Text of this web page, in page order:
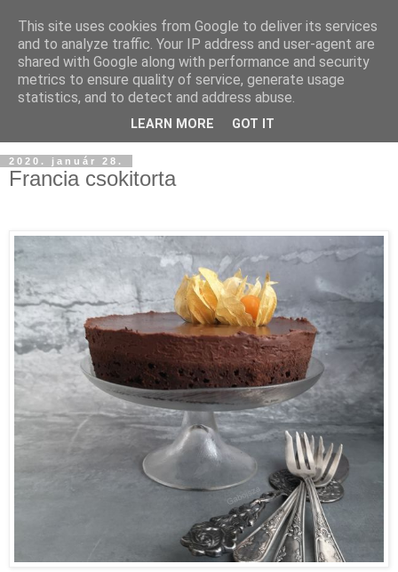
2020. január 28.
Francia csokitorta
This site uses cookies from Google to deliver its services
and to analyze traffic. Your IP address and user-agent are
shared with Google along with performance and security
metrics to ensure quality of service, generate usage
statistics, and to detect and address abuse.
LEARN MORE GOT IT